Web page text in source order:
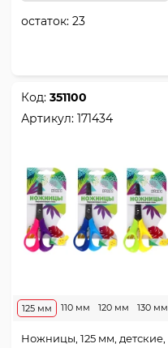
остаток:23
Код:351100
Артикул:171434
110 мм 120 мм
125 мм 130 мм
Ножницы, 125 мм, детские,